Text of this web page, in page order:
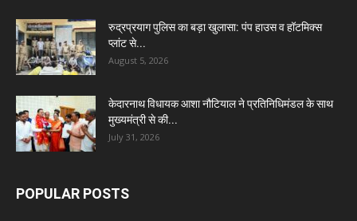
रुद्रप्रयाग पुलिस का बड़ा खुलासा: पंप हाउस व हॉटमिक्स
प्लांट से...
August 5, 2026
केदारनाथ विधायक आशा नौटियाल ने प्रतिनिधिमंडल के साथ
मुख्यमंत्री से की...
July 31, 2026
POPULAR POSTS